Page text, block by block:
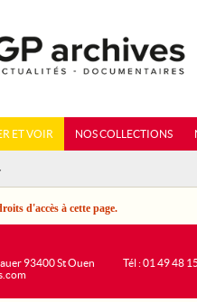
ET VOIR NOS COLLECTIONS
d'accès à cette page.
93400 St Ouen
Tél : 01 49 48